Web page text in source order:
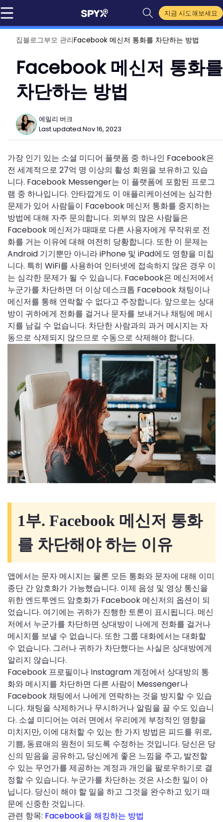
지금 시도해보세요
집블로그부모 관리Facebook 메신저 통화를 차단하는 방법
Facebook 메신저 통화를
차단하는 방법
에밀리 버크
Last updated:Nov 16, 2023
가장 인기 있는 소셜 미디어 플랫폼 중 하나인 Facebook은
전 세계적으로 27억 명 이상의 활성 회원을 보유하고 있습
니다. Facebook Messenger는 이 플랫폼에 포함된 프로그
램 중 하나입니다. 안타깝게도 이 애플리케이션에는 심각한
문제가 있어 사람들이 Facebook 메신저 통화를 중지하는
방법에 대해 자주 문의합니다. 외부의 많은 사람들은
Facebook 메신저가 때때로 다른 사용자에게 무작위로 전
화를 거는 이유에 대해 여전히 당황합니다. 또한 이 문제는
Android 기기뿐만 아니라 iPhone 및 iPad에도 영향을 미칩
니다. 특히 WiFi를 사용하여 인터넷에 접속하지 않은 경우 이
는 심각한 문제가 될 수 있습니다. Facebook은 메신저에서
누군가를 차단하면 더 이상 데스크톱 Facebook 채팅이나
메신저를 통해 연락할 수 없다고 주장합니다. 앞으로는 상대
방이 귀하에게 전화를 걸거나 문자를 보내거나 채팅에 메시
지를 남길 수 없습니다. 차단한 사람과의 과거 메시지는 자
동으로 삭제되지 않으므로 수동으로 삭제해야 합니다.
1부. Facebook 메신저 통화
를 차단해야 하는 이유
앱에서는 문자 메시지는 물론 모든 통화와 문자에 대해 이미
종단 간 암호화가 가능했습니다. 이제 음성 및 영상 통신을
위한 엔드투엔드 암호화가 Facebook 메신저의 옵션이 되
었습니다. 여기에는 귀하가 진행한 토론이 표시됩니다. 메신
저에서 누군가를 차단하면 상대방이 나에게 전화를 걸거나
메시지를 보낼 수 없습니다. 또한 그룹 대화에서는 대화할
수 없습니다. 그러나 귀하가 차단했다는 사실은 상대방에게
알리지 않습니다.
Facebook 프로필이나 Instagram 계정에서 상대방의 통
화와 메시지를 차단하면 다른 사람이 Messenger나
Facebook 채팅에서 나에게 연락하는 것을 방지할 수 있습
니다. 채팅을 삭제하거나 무시하거나 알림을 끌 수도 있습니
다. 소셜 미디어는 여러 면에서 우리에게 부정적인 영향을
미치지만, 이에 대처할 수 있는 한 가지 방법은 피드를 위로,
기쁨, 동료애의 원천이 되도록 수정하는 것입니다. 당신은 당
신의 믿음을 공유하고, 당신에게 좋은 느낌을 주고, 발전할
수 있는 무언가를 제공하는 계정과 개인을 팔로우하기로 결
정할 수 있습니다. 누군가를 차단하는 것은 사소한 일이 아
닙니다. 당신이 해야 할 일을 하고 그것을 완수하고 있기 때
문에 신중한 것입니다.
관련 항목: Facebook을 해킹하는 방법